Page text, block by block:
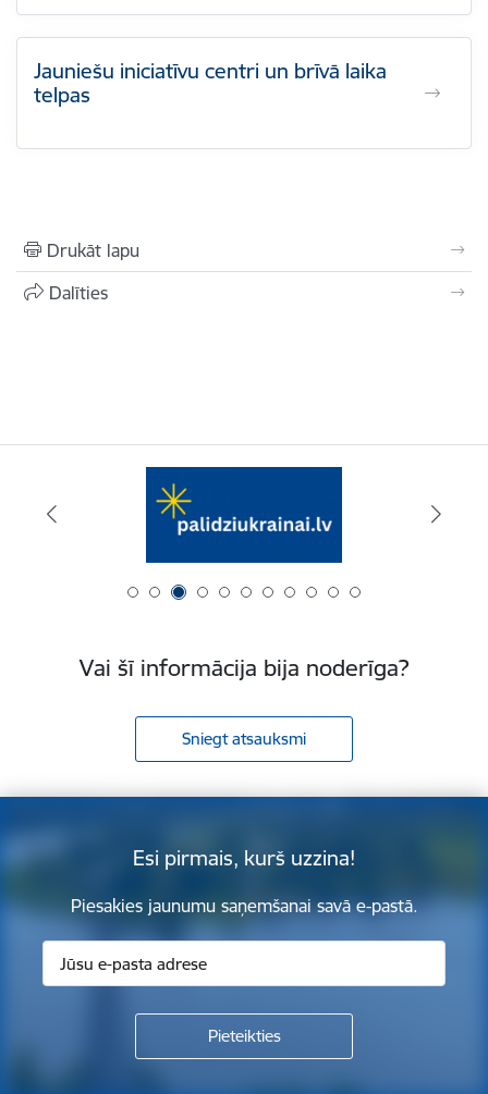
Jauniešu iniciatīvu centri un brīvā laika
telpas
Drukāt lapu
Dalīties
Vai šī informācija bija noderīga?
Sniegt atsauksmi
Esi pirmais, kurš uzzina!
Piesakies jaunumu saņemšanai savā e-pastā.